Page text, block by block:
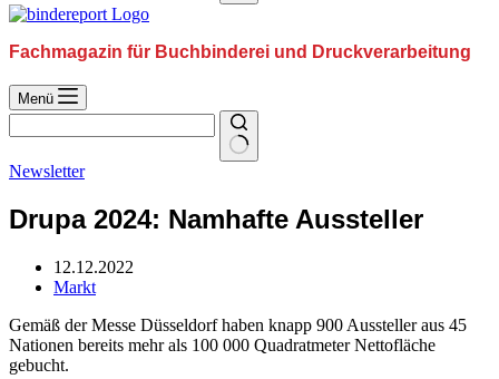
Fachmagazin für Buchbinderei und Druckverarbeitung
Menü
Newsletter
Drupa 2024: Namhafte Aussteller
12.12.2022
Markt
Gemäß der Messe Düsseldorf haben knapp 900 Aussteller aus 45
Nationen bereits mehr als 100 000 Quadratmeter Nettofläche
gebucht.